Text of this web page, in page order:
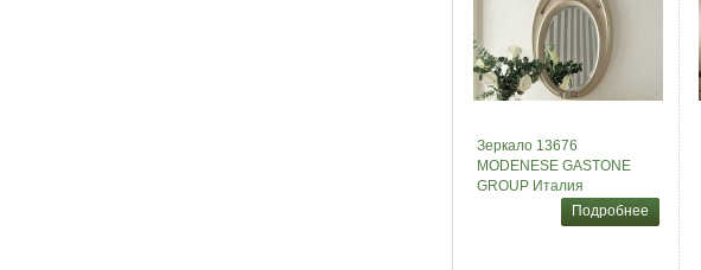
Зеркало 13676
MODENESE GASTONE
GROUP Италия
Подробнее